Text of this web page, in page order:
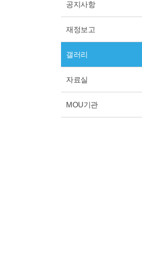
공지사항
재정보고
갤러리
자료실
MOU기관